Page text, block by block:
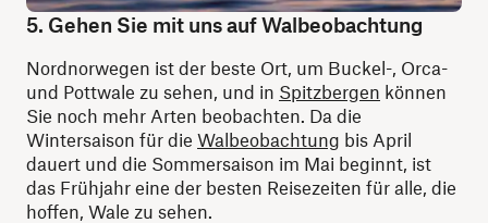
5. Gehen Sie mit uns auf Walbeobachtung
Nordnorwegen ist der beste Ort, um Buckel-, Orca-
und Pottwale zu sehen, und in Spitzbergen können
Sie noch mehr Arten beobachten. Da die
Wintersaison für die Walbeobachtung bis April
dauert und die Sommersaison im Mai beginnt, ist
das Frühjahr eine der besten Reisezeiten für alle, die
hoffen, Wale zu sehen.